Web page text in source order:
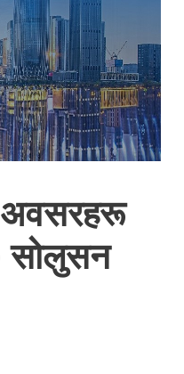
अवसरहरू
सोलुसन